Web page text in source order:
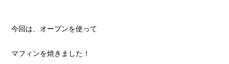
今回は、オープンを使って
マフィンを焼きました！